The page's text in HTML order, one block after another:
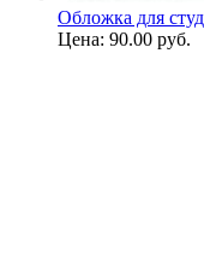
Обложка для
Цена: 90.00 руб.